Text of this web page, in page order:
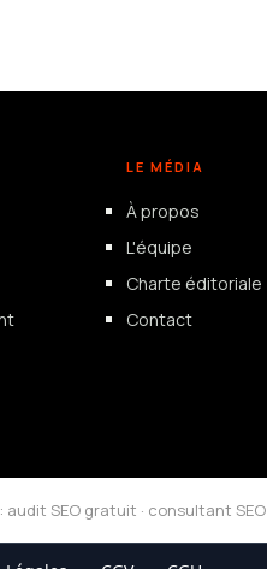
LE MÉDIA
À propos
L'équipe
Charte éditoriale
Contact
audit SEO gratuit · consultant SEO